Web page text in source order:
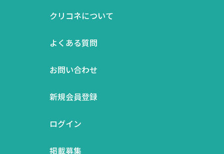
クリコネについて
よくある質問
お問い合わせ
新規会員登録
ログイン
掲載募集